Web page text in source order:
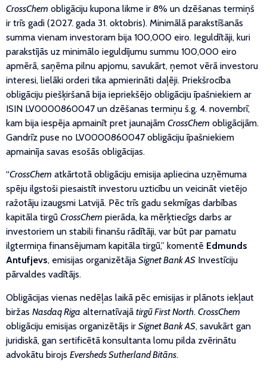
CrossChem obligāciju kupona likme ir 8% un dzēšanas termiņš
ir trīs gadi (2027. gada 31. oktobris). Minimālā parakstīšanās
summa vienam investoram bija 100,000 eiro. Ieguldītāji, kuri
parakstījās uz minimālo ieguldījumu summu 100,000 eiro
apmērā, saņēma pilnu apjomu, savukārt, ņemot vērā investoru
interesi, lielāki orderi tika apmierināti daļēji. Priekšrocība
obligāciju piešķiršanā bija iepriekšējo obligāciju īpašniekiem ar
ISIN LV0000860047 un dzēšanas termiņu š.g. 4. novembrī,
kam bija iespēja apmainīt pret jaunajām CrossChem obligācijām.
Gandrīz puse no LV0000860047 obligāciju īpašniekiem
apmainīja savas esošās obligācijas.
“CrossChem atkārtotā obligāciju emisija apliecina uzņēmuma
spēju ilgstoši piesaistīt investoru uzticību un veicināt vietējo
ražotāju izaugsmi Latvijā. Pēc trīs gadu sekmīgas darbības
kapitāla tirgū CrossChem pierāda, ka mērķtiecīgs darbs ar
investoriem un stabili finanšu rādītāji, var būt par pamatu
ilgtermiņa finansējumam kapitāla tirgū,” komentē Edmunds
Antufjevs, emisijas organizētāja Signet Bank AS Investīciju
pārvaldes vadītājs.
Obligācijas vienas nedēļas laikā pēc emisijas ir plānots iekļaut
biržas Nasdaq Riga alternatīvajā tirgū First North. CrossChem
obligāciju emisijas organizētājs ir Signet Bank AS, savukārt gan
juridiskā, gan sertificētā konsultanta lomu pilda zvērinātu
advokātu birojs Eversheds Sutherland Bitāns.